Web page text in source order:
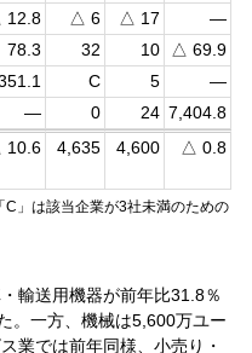
12.8 △ 6 △ 17
—
78.3 32 10
△ 69.9
C 5
—
— 0 24 7,404.8
10.6 4,635 4,600 △ 0.8
C」は該当企業が3社未満のための
輸送用機器が前年比31.8％
。一方、機械は5,600万ユー
業では前年同様、小売り・